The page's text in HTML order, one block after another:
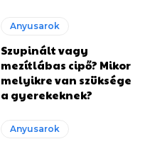
Anyusarok
Szupinált vagy
mezítlábas cipő? Mikor
melyikre van szüksége
a gyerekeknek?
Anyusarok